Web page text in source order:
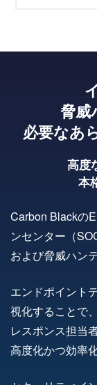
脅威
必要なあ
高度
本
Carbon Blackの
ンセンター（
および脅威ハン
エンドポイント
視化することで
レスポンス担当
高度化かつ効率